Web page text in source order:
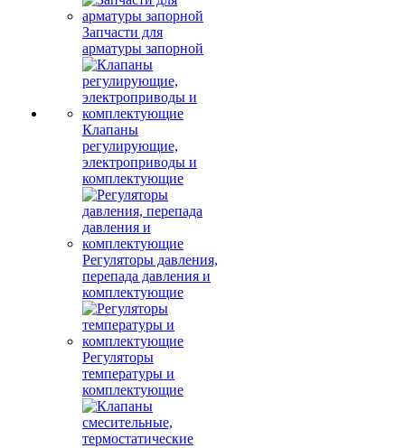
Запчасти для
арматуры запорной
Клапаны
регулирующие,
электроприводы и
комплектующие
Регуляторы давления,
перепада давления и
комплектующие
Регуляторы
температуры и
комплектующие